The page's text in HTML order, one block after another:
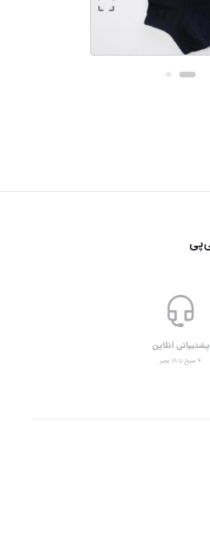
پشتیبانی آنلاین
۹ صبح تا ۱۸ عصر